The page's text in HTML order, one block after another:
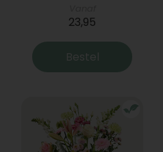
23,95
Bestel